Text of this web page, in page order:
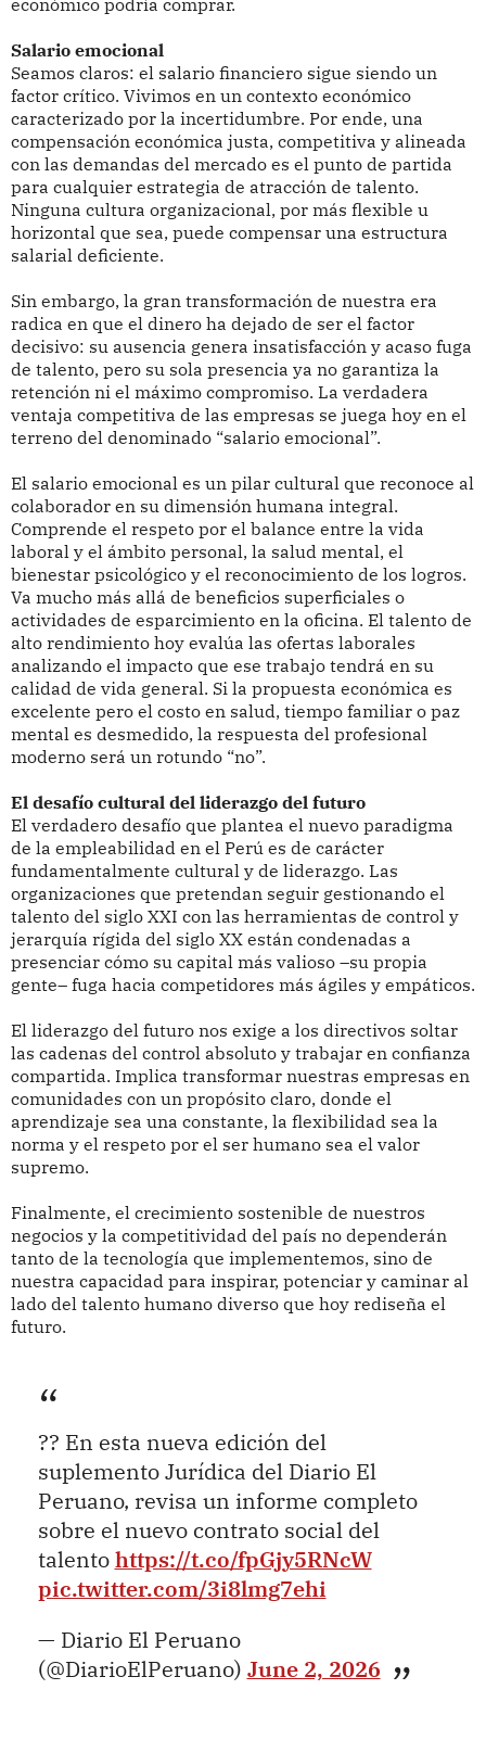
económico podría comprar.
Salario emocional
Seamos claros: el salario financiero sigue siendo un
factor crítico. Vivimos en un contexto económico
caracterizado por la incertidumbre. Por ende, una
compensación económica justa, competitiva y alineada
con las demandas del mercado es el punto de partida
para cualquier estrategia de atracción de talento.
Ninguna cultura organizacional, por más flexible u
horizontal que sea, puede compensar una estructura
salarial deficiente.
Sin embargo, la gran transformación de nuestra era
radica en que el dinero ha dejado de ser el factor
decisivo: su ausencia genera insatisfacción y acaso fuga
de talento, pero su sola presencia ya no garantiza la
retención ni el máximo compromiso. La verdadera
ventaja competitiva de las empresas se juega hoy en el
terreno del denominado “salario emocional”.
El salario emocional es un pilar cultural que reconoce al
colaborador en su dimensión humana integral.
Comprende el respeto por el balance entre la vida
laboral y el ámbito personal, la salud mental, el
bienestar psicológico y el reconocimiento de los logros.
Va mucho más allá de beneficios superficiales o
actividades de esparcimiento en la oficina. El talento de
alto rendimiento hoy evalúa las ofertas laborales
analizando el impacto que ese trabajo tendrá en su
calidad de vida general. Si la propuesta económica es
excelente pero el costo en salud, tiempo familiar o paz
mental es desmedido, la respuesta del profesional
moderno será un rotundo “no”.
El desafío cultural del liderazgo del futuro
El verdadero desafío que plantea el nuevo paradigma
de la empleabilidad en el Perú es de carácter
fundamentalmente cultural y de liderazgo. Las
organizaciones que pretendan seguir gestionando el
talento del siglo XXI con las herramientas de control y
jerarquía rígida del siglo XX están condenadas a
presenciar cómo su capital más valioso –su propia
gente– fuga hacia competidores más ágiles y empáticos.
El liderazgo del futuro nos exige a los directivos soltar
las cadenas del control absoluto y trabajar en confianza
compartida. Implica transformar nuestras empresas en
comunidades con un propósito claro, donde el
aprendizaje sea una constante, la flexibilidad sea la
norma y el respeto por el ser humano sea el valor
supremo.
Finalmente, el crecimiento sostenible de nuestros
negocios y la competitividad del país no dependerán
tanto de la tecnología que implementemos, sino de
nuestra capacidad para inspirar, potenciar y caminar al
lado del talento humano diverso que hoy rediseña el
futuro.
?? En esta nueva edición del
suplemento Jurídica del Diario El
Peruano, revisa un informe completo
sobre el nuevo contrato social del
talento https://t.co/fpGjy5RNcW
pic.twitter.com/3i8lmg7ehi
— Diario El Peruano
(@DiarioElPeruano) June 2, 2026